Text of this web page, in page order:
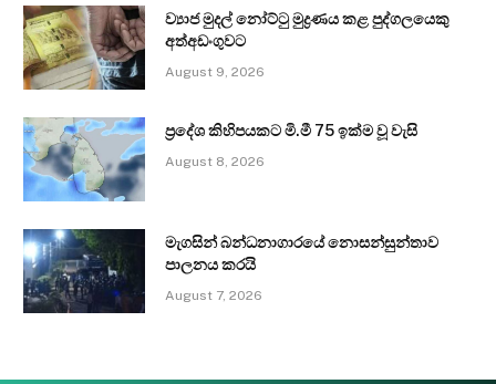
ව්‍යාජ මුදල් නෝට්ටු මුද්‍රණය කළ පුද්ගලයෙකු
අත්අඩංගුවට
August 9, 2026
ප්‍රදේශ කිහිපයකට මි.මී 75 ඉක්ම වූ වැසි
August 8, 2026
මැගසින් බන්ධනාගාරයේ නොසන්සුන්තාව
පාලනය කරයි
August 7, 2026